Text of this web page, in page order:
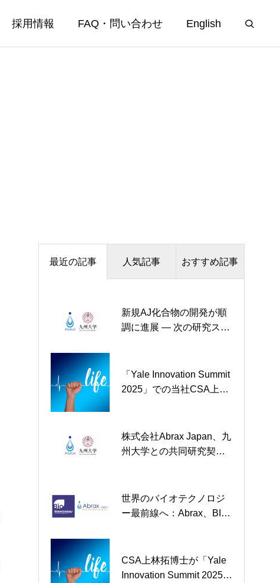
採用情報 FAQ・問い合わせ English
最近の記事 人気記事 おすすめ記事
新規AJ化合物の開発が順
調に進展 ― 次の研究ステ
「Yale Innovation Summit
2025」での当社CSA上林
株式会社Abrax Japan、九
州大学との共同研究契約
世界のバイオテクノロジ
ー最前線へ：Abrax、BIO
CSA上林拓博士が「Yale
Innovation Summit 2025」
新規AJ化合物の開発が順
調に進展 ― 次の研究ステ
弊社が開発中の新薬ABX
がTBS系列の情報番組に
株式会社Abrax Japan、九
州大学との共同研究契約
ペンシルベニア大学との
ライセンス契約締結を発
上林拓博士が日本テレビ
系列の情報番組に出演し
株式会社Abrax Japanと九
州大学 大学院農学研究院
物の開発に関する共同研
究契約を締結